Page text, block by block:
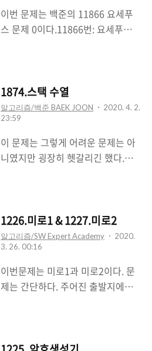
수이다.www.acmicpc.net
#include #include #include
First In First Out - 에 따라 인쇄가
되게 된다. 하지만 상근이는 새로운
프린터기 내부 소프트웨어를 개발하
Queue의 가장 앞에 있는 문서의
‘중요도’를www.acmicpc.net제출
하면서 제발 한 번에 좀 맞아라 했는
렸습니다"가 나올 줄 알았다..) 너무
기분 좋게 첫 제출로 한 번에 정답을
이번 문제는 백준의 11866 요세푸
스 문제 0이다.11866번: 요세푸스
1,000)www.acmicpc.net문제를
이해하는 건 금방했는데 원형으로
배열을 만들어야하나 하는 생각을
했고굳이 그럴 필요가 없다고 생각
해서 포인터로 예외처리를 하려고
하였으나너무나 비효율적이었고 결
#include #include using
namespace std; int main() { int
n, k; cin >> n >> k; // 길이와 K번
for(int i=1; i
1874.스택 수열
알고리즘/백준 BAEK JOON
2020. 4. 2.
23:59
이 문제는 그렇게 어려운 문제는 아
니였지만 굉장히 헷갈리긴 했다.
난이도가 너무 쉽다고 느껴 굳이 남
기지 않았다. 하지만 처음에 문제를
거꾸로 이해해버렸고 반례를 만나서
야 잘못 이해했다는 것을 알아챘다.
아직 반례를 생각해 내는 것이 굉장
히 서툰 것 같다.. 어쨌든 결과적으로
#include #include #include
1226.미로1 & 1227.미로2
알고리즘/SW Expert Academy
2020.
3. 26. 00:16
이번문제는 미로1과 미로2이다. 문
제는 간단하다. 주어진 출발지에서
다. 문제는 queue강의에서 출제되